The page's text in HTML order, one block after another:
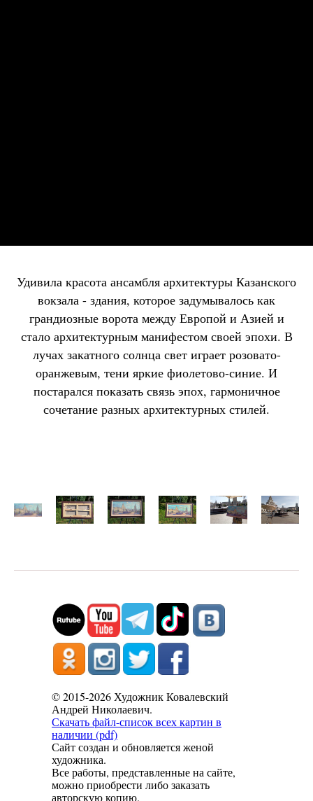
Удивила красота ансамбля архитектуры Казанского
вокзала - здания, которое задумывалось как
грандиозные ворота между Европой и Азией и
стало архитектурным манифестом своей эпохи. В
лучах закатного солнца свет играет розовато-
оранжевым, тени яркие фиолетово-синие. И
постарался показать связь эпох, гармоничное
сочетание разных архитектурных стилей.
© 2015-2026 Художник Ковалевский
Андрей Николаевич.
Скачать файл-список всех картин в
наличии (pdf)
Сайт создан и обновляется женой
художника.
Все работы, представленные на сайте,
можно приобрести либо заказать
авторскую копию.